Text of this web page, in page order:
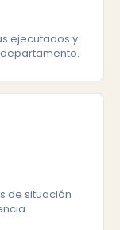
ejecutados y
de situación